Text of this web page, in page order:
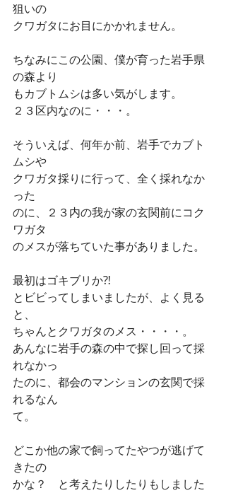
狙いの
クワガタにお目にかかれません。
ちなみにこの公園、僕が育った岩手県
の森より
もカブトムシは多い気がします。
２３区内なのに・・・。
そういえば、何年か前、岩手でカブト
ムシや
クワガタ採りに行って、全く採れなか
った
のに、２３内の我が家の玄関前にコク
ワガタ
のメスが落ちていた事がありました。
最初はゴキブリか⁈
とビビってしまいましたが、よく見る
と、
ちゃんとクワガタのメス・・・・。
あんなに岩手の森の中で探し回って採
れなかっ
たのに、都会のマンションの玄関で採
れるなん
て。
どこか他の家で飼ってたやつが逃げて
きたの
かな？　と考えたりしたりもしました